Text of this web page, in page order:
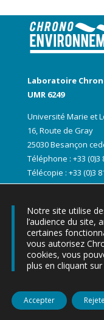
Laboratoire
UMR 6249
Université Marie et
16, Route de Gray
25030 Besançon
Téléphone : +33 (0)3
Télécopie : +33 (0)3
Tous droits réservés
Notre site utilise
l’audience du site,
certaines
vous autorisez
cookies, vous
plus en cliquant
Accepter